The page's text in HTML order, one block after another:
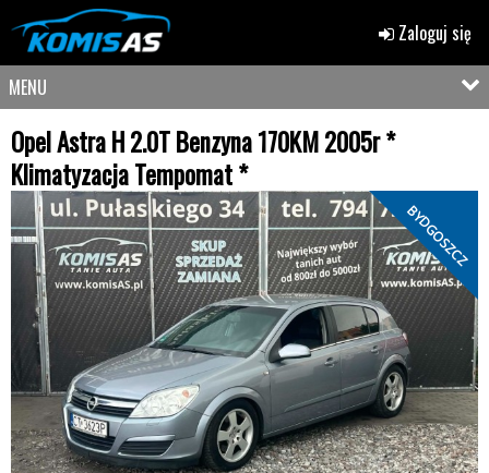
Zaloguj się
MENU
Opel Astra H 2.0T Benzyna 170KM 2005r *
Klimatyzacja Tempomat *
BYDGOSZCZ